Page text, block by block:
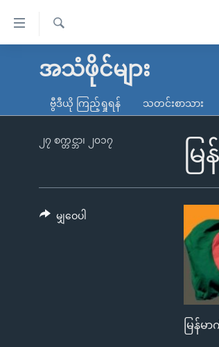
လွယ်ကူ
သည့်
မူလစာမျက်နှာ
ကမ္ဘာ့သတင်းများ
နိုင်ငံတကာ
တရုတ်
အစ္စရေး-ပါလက်စတိုင်း
ရပ်ဝန်းတခု လမ်းတခု အလွန်
အင်္ဂလိပ်စာလေ့လာမယ်
ရ
အသံဖိုင်များ
ဗွီဒီယို ကြည့်ရှုရန် သတင်းစာသား
မ
၂၇ စက္တင္ဘာ၊ ၂၀၁၇
မြန်
မျှဝေပါ